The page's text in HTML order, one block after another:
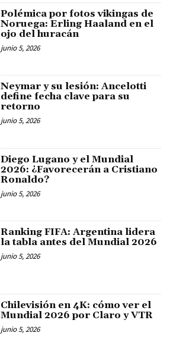
Polémica por fotos vikingas de
Noruega: Erling Haaland en el
ojo del huracán
junio 5, 2026
Neymar y su lesión: Ancelotti
define fecha clave para su
retorno
junio 5, 2026
Diego Lugano y el Mundial
2026: ¿Favorecerán a Cristiano
Ronaldo?
junio 5, 2026
Ranking FIFA: Argentina lidera
la tabla antes del Mundial 2026
junio 5, 2026
Chilevisión en 4K: cómo ver el
Mundial 2026 por Claro y VTR
junio 5, 2026